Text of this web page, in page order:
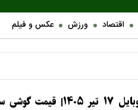
اقتصاد ورزش عکس و فیلم
چند؟